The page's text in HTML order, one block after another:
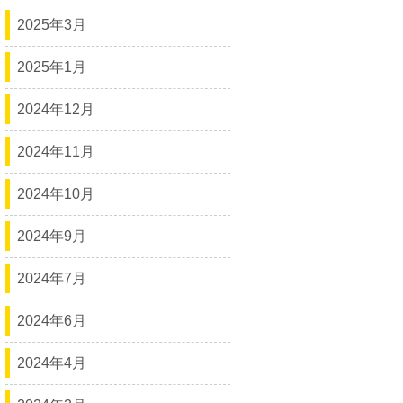
2025年3月
2025年1月
2024年12月
2024年11月
2024年10月
2024年9月
2024年7月
2024年6月
2024年4月